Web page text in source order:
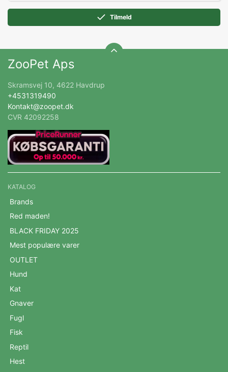
Tilmeld
ZooPet Aps
Skramsvej 10, 4622 Havdrup
+4531319490
Kontakt@zoopet.dk
CVR 42092258
KATALOG
Brands
Red maden!
BLACK FRIDAY 2025
Mest populære varer
OUTLET
Hund
Kat
Gnaver
Fugl
Fisk
Reptil
Hest